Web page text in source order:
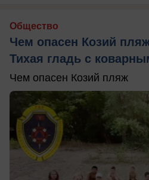
Общество
Чем опасен Козий
Тихая гладь с
Чем опасен Козий пляж